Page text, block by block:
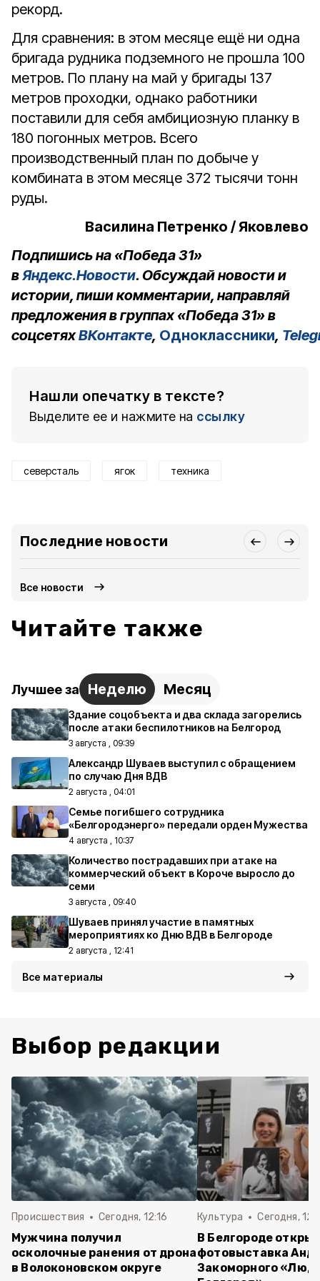
рекорд.
Для сравнения: в этом месяце ещё ни одна
бригада рудника подземного не прошла 100
метров. По плану на май у бригады 137
метров проходки, однако работники
поставили для себя амбициозную планку в
180 погонных метров. Всего
производственный план по добыче у
комбината в этом месяце 372 тысячи тонн
руды.
Василина Петренко / Яковлево
Подпишись на «Победа 31»
вЯндекс.Новости. Обсуждай новости и
истории, пиши комментарии, направляй
предложения в группах «Победа 31» в
соцсетяхВКонтакте, Одноклассники,
Нашли опечатку в тексте?
Выделите ее и нажмите на ссылку
северсталь ягок техника
Последние новости
Все новости
Читайте также
Лучшее за Неделю Месяц
Здание соцобъекта и два склада загорелись
после атаки беспилотников на Белгород
3 августа , 09:39
Александр Шуваев выступил с обращением
по случаю Дня ВДВ
2 августа , 04:01
Семье погибшего сотрудника
«Белгородэнерго» передали орден Мужества
4 августа , 10:37
Количество пострадавших при атаке на
коммерческий объект в Короче выросло до
семи
3 августа , 09:40
Шуваев принял участие в памятных
мероприятиях ко Дню ВДВ в Белгороде
2 августа , 12:41
Все материалы
Выбор редакции
Происшествия Сегодня, 12:16
Мужчина получил
осколочные ранения от дрона
в Волоконовском округе
Культура Сегодня,
В Белгороде
фотовыставка
Закоморного